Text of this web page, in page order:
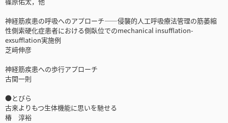
神経筋疾患の呼吸へのアプローチ――侵襲的人工呼吸療法管理の筋萎縮
性側索硬化症患者における側臥位でのmechanical insufflation-
exsufflation実施例
芝﨑伸彦
神経筋疾患への歩行アプローチ
古関一則
●とびら
古来よりもつ生体機能に思いを馳せる
椿 淳裕